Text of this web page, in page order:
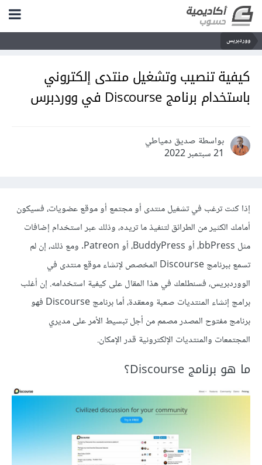
ووردبريس
كيفية تنصيب وتشغيل منتدى إلكتروني
باستخدام برنامج Discourse في ووردبرس
بواسطة صديق دمياطي
21 سبتمبر 2022
إذا كنت ترغب في تشغيل منتدى أو مجتمع أو موقع عضويات، فسيكون
أمامك الكثير من الطرائق لتنفيذ ما تريده، وذلك عبر استخدام إضافات
مثل bbPress، أو BuddyPress، أو Patreon. ومع ذلك، إن لم
تسمع ببرنامج Discourse المخصص لإنشاء موقع منتدى في
الووردبريس، فسنطلعك في هذا المقال على كيفية استخدامه. إن أغلب
برامج إنشاء المنتديات صعبة ومعقدة، أما برنامج Discourse فهو
برنامج مفتوح المصدر مصمم من أجل تبسيط الأمر على مديري
المجتمعات والمنتديات الإلكترونية قدر الإمكان.
ما هو برنامج Discourse؟